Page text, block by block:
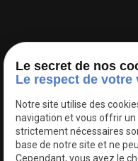
Google Maps
Le secret de nos
Le respect de votre
Notre site utilise des
navigation et vous offrir un
strictement nécessaires
base de notre site et ne
Cependant, vous avez le